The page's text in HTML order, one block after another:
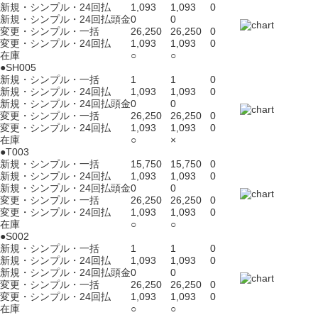
新規・シンプル・24回払
1,093 1,093
0
新規・シンプル・24回払頭金0
0
変更・シンプル・一括
26,250 26,250
0
変更・シンプル・24回払
1,093 1,093
0
在庫
○
○
●SH005
新規・シンプル・一括
1 1
0
新規・シンプル・24回払
1,093 1,093
0
新規・シンプル・24回払頭金0
0
変更・シンプル・一括
26,250 26,250
0
変更・シンプル・24回払
1,093 1,093
0
在庫
○
×
●T003
新規・シンプル・一括
15,750 15,750
0
新規・シンプル・24回払
1,093 1,093
0
新規・シンプル・24回払頭金0
0
変更・シンプル・一括
26,250 26,250
0
変更・シンプル・24回払
1,093 1,093
0
在庫
○
○
●S002
新規・シンプル・一括
1 1
0
新規・シンプル・24回払
1,093 1,093
0
新規・シンプル・24回払頭金0
0
変更・シンプル・一括
26,250 26,250
0
変更・シンプル・24回払
1,093 1,093
0
在庫
○ ○